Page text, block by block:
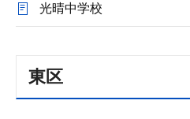
光晴中学校
東区